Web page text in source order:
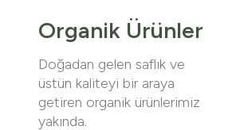
Organik Ürünler
Doğadan gelen saflık ve
üstün kaliteyi bir araya
getiren organik ürünlerimiz
yakında.